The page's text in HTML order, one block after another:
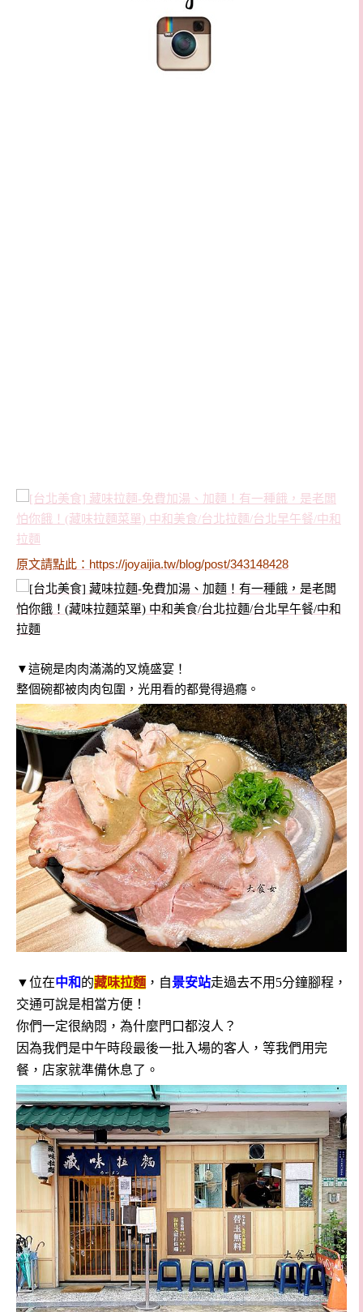
原文請點此： https://joyaijia.tw/blog/post/343148428
▼這碗是肉肉滿滿的叉燒盛宴！
整個碗都被肉肉包圍，光用看的都覺得過癮。
▼位在中和的藏味拉麵 ，自景安站走過去不用5分鐘腳程，
交通可說是相當方便！
你們一定很納悶，為什麼門口都沒人？
因為我們是中午時段最後一批入場的客人，等我們用完
餐，店家就準備休息了。